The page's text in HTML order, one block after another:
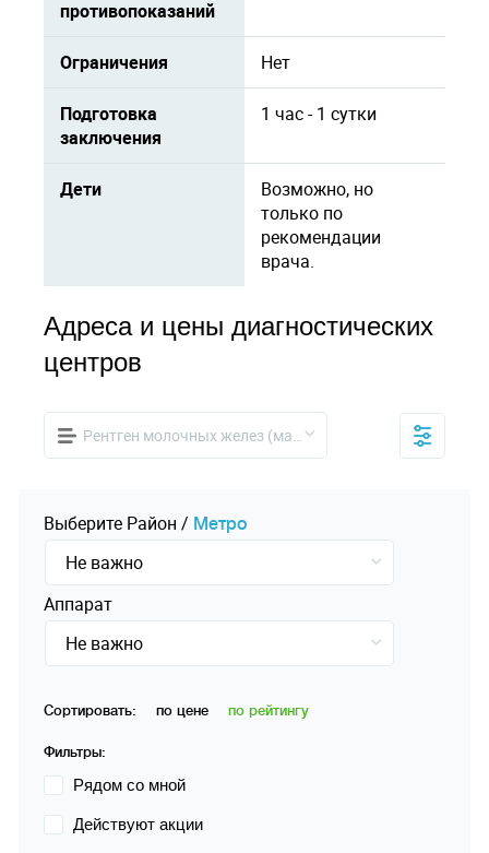
противопоказаний
Ограничения Нет
Подготовка
заключения
1 час - 1 сутки
Дети
Возможно, но
только по
рекомендации
врача.
Адреса и цены диагностических
центров
Рентген молочных желез (маммография)
Выберите Pайон / Mетро
Не важно
Аппарат
Не важно
Сортировать: по цене по рейтингу
Фильтры:
Рядом со мной
Действуют акции